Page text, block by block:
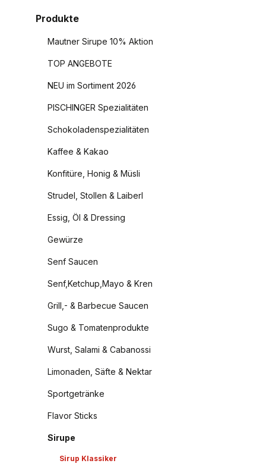
Produkte
Mautner Sirupe 10% Aktion
TOP ANGEBOTE
NEU im Sortiment 2026
PISCHINGER Spezialitäten
Schokoladenspezialitäten
Kaffee & Kakao
Konfitüre, Honig & Müsli
Strudel, Stollen & Laiberl
Essig, Öl & Dressing
Gewürze
Senf Saucen
Senf,Ketchup,Mayo & Kren
Grill,- & Barbecue Saucen
Sugo & Tomatenprodukte
Wurst, Salami & Cabanossi
Limonaden, Säfte & Nektar
Sportgetränke
Flavor Sticks
Sirupe
Sirup Klassiker